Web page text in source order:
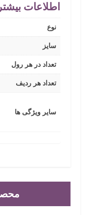
اطلاعات بیشتر
نوع
سایز
تعداد در هر رول
تعداد هر ردیف
سایر ویژگی ها